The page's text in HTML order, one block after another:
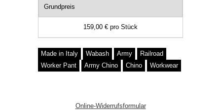
Grundpreis
159,00 € pro Stück
Made in Italy Wabash Army
Railroad
Worker Pant
Army Chino Chino Workwear
Online-Widerrufsformular